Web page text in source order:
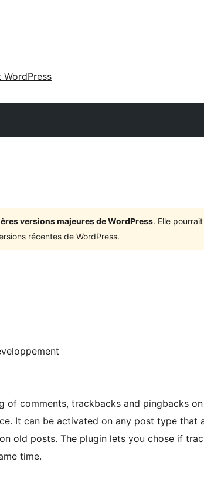
WordPress
versions majeures de WordPress. Elle
récentes de WordPress.
of comments, trackbacks and pingbacks
It can be activated on any post type that
old posts. The plugin lets you chose if
time.